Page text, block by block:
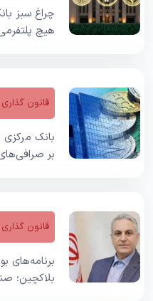
چراغ سبز
هیچ
قانون گذاری
بانک
بر
قانون گذاری
برنامه‌های
بلاکچین؛